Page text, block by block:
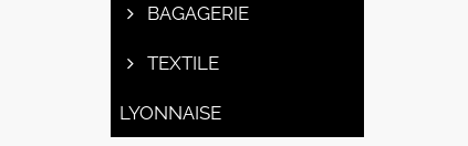
BAGAGERIE
TEXTILE
LYONNAISE